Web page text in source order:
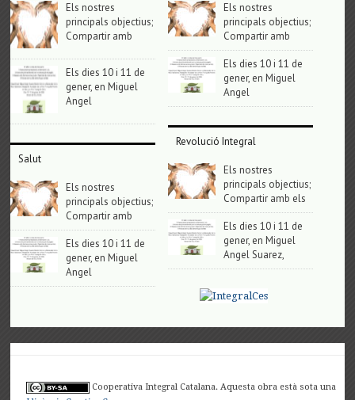
Els nostres
principals objectius;
Compartir amb
Els dies 10 i 11 de
gener, en Miguel
Angel
Salut
Els nostres
principals objectius;
Compartir amb
Els dies 10 i 11 de
gener, en Miguel
Angel
Els nostres
principals objectius;
Compartir amb
Els dies 10 i 11 de
gener, en Miguel
Angel
Revolució Integral
Els nostres
principals objectius;
Compartir amb els
Els dies 10 i 11 de
gener, en Miguel
Angel Suarez,
Cooperativa Integral Catalana. Aquesta obra està sota una